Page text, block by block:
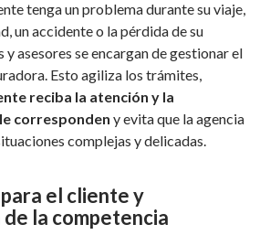
tenga un problema durante su viaje,
un accidente o la pérdida de su
y asesores se encargan de gestionar el
Esto agiliza los trámites,
reciba la atención y la
corresponden y evita que la agencia
complejas y delicadas.
el cliente y
la competencia